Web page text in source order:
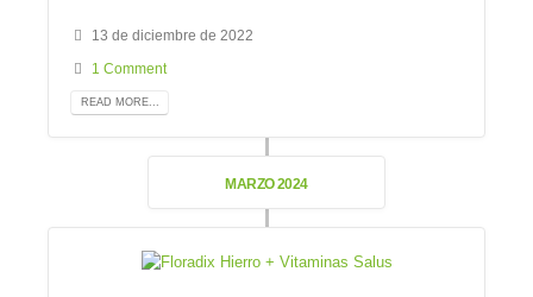
13 de diciembre de 2022
1 Comment
READ MORE...
MARZO 2024